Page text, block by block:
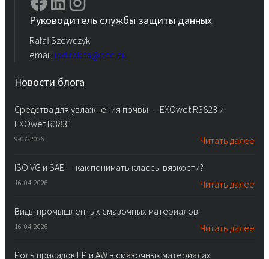
Руководитель службы защиты данных
Rafał Szewczyk
email: iod.rokita@pcc.eu
Новости блога
Средства для увлажнения почвы — EXOwet R3823 и
EXOwet R3831
9-07-2026 Читать далее
ISO VG и SAE — как понимать классы вязкости?
16-04-2026 Читать далее
Виды промышленных смазочных материалов
16-04-2026 Читать далее
Роль присадок EP и AW в смазочных материалах